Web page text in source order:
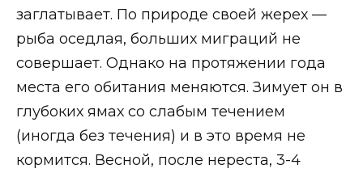
заглатывает. По природе своей жерех —
рыба оседлая, больших миграций не
совершает. Однако на протяжении года
места его обитания меняются. Зимует он в
глубоких ямах со слабым течением
(иногда без течения) и в это время не
кормится. Весной, после нереста, 3-4